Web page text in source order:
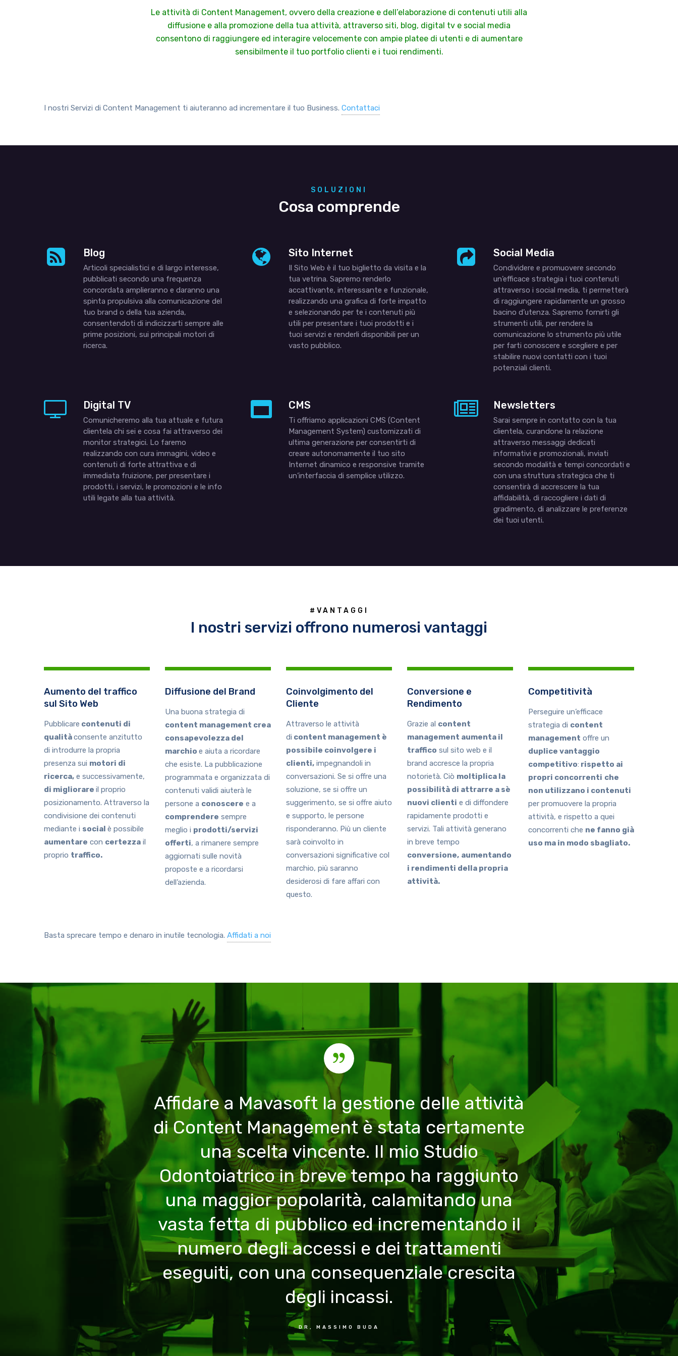
Le attività di Content Management, ovvero della creazione e dell’elaborazione di contenuti utili alla
diffusione e alla promozione della tua attività, attraverso siti, blog, digital tv e social media
consentono di raggiungere ed interagire velocemente con ampie platee di utenti e di aumentare
sensibilmente il tuo portfolio clienti e i tuoi rendimenti.
I nostri Servizi di Content Management ti aiuteranno ad incrementare il tuo Business. Contattaci
SOLUZIONI
Cosa comprende
Blog
Articoli specialistici e di largo interesse,
pubblicati secondo una frequenza
concordata amplieranno e daranno una
spinta propulsiva alla comunicazione del
tuo brand o della tua azienda,
consentendoti di indicizzarti sempre alle
prime posizioni, sui principali motori di
ricerca.
Sito Internet
Il Sito Web è il tuo biglietto da visita e la
tua vetrina. Sapremo renderlo
accattivante, interessante e funzionale,
realizzando una grafica di forte impatto
e selezionando per te i contenuti più
utili per presentare i tuoi prodotti e i
tuoi servizi e renderli disponibili per un
vasto pubblico.
Social Media
Condividere e promuovere secondo
un’efficace strategia i tuoi contenuti
attraverso i social media, ti permetterà
di raggiungere rapidamente un grosso
bacino d’utenza. Sapremo fornirti gli
strumenti utili, per rendere la
comunicazione lo strumento più utile
per farti conoscere e scegliere e per
stabilire nuovi contatti con i tuoi
potenziali clienti.
Digital TV
Comunicheremo alla tua attuale e futura
clientela chi sei e cosa fai attraverso dei
monitor strategici. Lo faremo
realizzando con cura immagini, video e
contenuti di forte attrattiva e di
immediata fruizione, per presentare i
prodotti, i servizi, le promozioni e le info
utili legate alla tua attività.
CMS
Ti offriamo applicazioni CMS (Content
Management System) customizzati di
ultima generazione per consentirti di
creare autonomamente il tuo sito
Internet dinamico e responsive tramite
un’interfaccia di semplice utilizzo.
Newsletters
Sarai sempre in contatto con la tua
clientela, curandone la relazione
attraverso messaggi dedicati
informativi e promozionali, inviati
secondo modalità e tempi concordati e
con una struttura strategica che ti
consentirà di accrescere la tua
affidabilità, di raccogliere i dati di
gradimento, di analizzare le preferenze
dei tuoi utenti.
#VANTAGGI
I nostri servizi offrono numerosi vantaggi
Aumento del traffico
sul Sito Web
Pubblicare contenuti di
qualitàconsente anzitutto
di introdurre la propria
presenza sui motori di
ricerca, e successivamente,
di migliorare il proprio
posizionamento. Attraverso la
condivisione dei contenuti
mediante i social è possibile
aumentare con certezza il
proprio traffico.
Diffusione del Brand
Una buona strategia di
content management crea
consapevolezza del
marchio e aiuta a ricordare
che esiste. La pubblicazione
programmata e organizzata di
contenuti validi aiuterà le
persone a conoscere e a
comprendere sempre
meglio i prodotti/servizi
offerti, a rimanere sempre
aggiornati sulle novità
proposte e a ricordarsi
dell’azienda.
Coinvolgimento del
Cliente
Attraverso le attività
di content management è
possibile coinvolgere i
clienti, impegnandoli in
conversazioni. Se si offre una
soluzione, se si offre un
suggerimento, se si offre aiuto
e supporto, le persone
risponderanno. Più un cliente
sarà coinvolto in
conversazioni significative col
marchio, più saranno
desiderosi di fare affari con
questo.
Conversione e
Rendimento
Grazie al content
management aumenta il
traffico sul sito web e il
brand accresce la propria
notorietà. Ciò moltiplica la
possibilità di attrarre a sè
nuovi clienti e di diffondere
rapidamente prodotti e
servizi. Tali attività generano
in breve tempo
conversione, aumentando
i rendimenti della propria
attività.
Competitività
Perseguire un’efficace
strategia di content
management offre un
duplice vantaggio
competitivo: rispetto ai
propri concorrenti che
non utilizzano i contenuti
per promuovere la propria
attività, e rispetto a quei
concorrenti che ne fanno già
uso ma in modo sbagliato.
Basta sprecare tempo e denaro in inutile tecnologia. Affidati a noi
Affidare a Mavasoft la gestione delle attività
di Content Management è stata certamente
una scelta vincente. Il mio Studio
Odontoiatrico in breve tempo ha raggiunto
una maggior popolarità, calamitando una
vasta fetta di pubblico ed incrementando il
numero degli accessi e dei trattamenti
eseguiti, con una consequenziale crescita
degli incassi.
DR, MASSIMO BUDA